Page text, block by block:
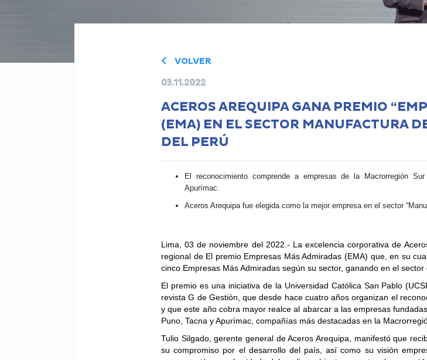
VOLVER
03.11.2022
ACEROS AREQUIPA GANA PREMIO
(EMA) EN EL SECTOR MANUFACTURA
DEL PERÚ
El reconocimiento comprende a empresas de la Macrorregión
Apurímac.
Aceros Arequipa fue elegida como la mejor empresa en el sector
Lima, 03 de noviembre del 2022.- La excelencia corporativa de
regional de El premio Empresas Más Admiradas (EMA) que, en su
cinco Empresas Más Admiradas según su sector, ganando en el sector
El premio es una iniciativa de la Universidad Católica San Pablo
revista G de Gestión, que desde hace cuatro años organizan el
y que este año cobra mayor realce al abarcar a las empresas
Puno, Tacna y Apurímac, compañías más destacadas en la
Tulio Silgado, gerente general de Aceros Arequipa, manifestó que
su compromiso por el desarrollo del país, así como su visión